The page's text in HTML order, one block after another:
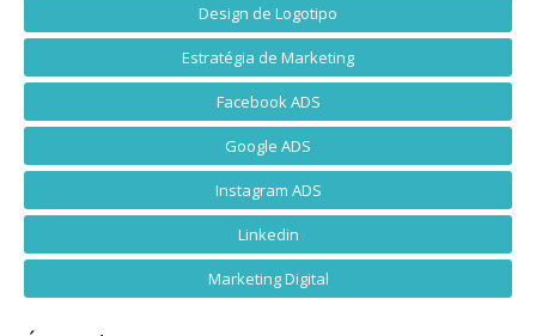
Design de Logotipo
Estratégia de Marketing
Facebook ADS
Google ADS
Instagram ADS
Linkedin
Marketing Digital